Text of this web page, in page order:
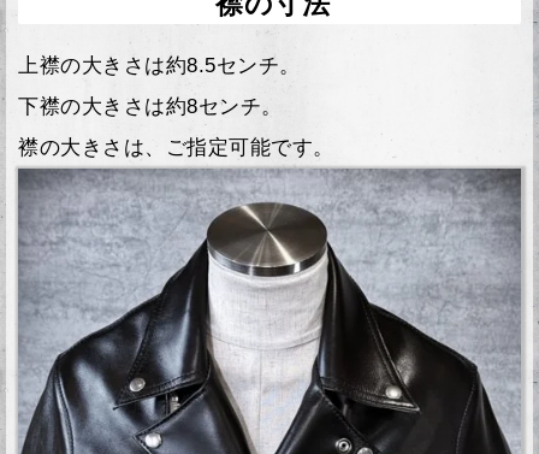
上襟の大きさは約8.5センチ。
下襟の大きさは約8センチ。
襟の大きさは、ご指定可能です。